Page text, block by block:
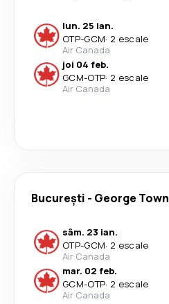
lun. 25 ian.
OTP-GCM· 2 escale
Air Canada
joi 04 feb.
GCM-OTP· 2 escale
Air Canada
București - George Town
sâm. 23 ian.
OTP-GCM· 2 escale
Air Canada
mar. 02 feb.
GCM-OTP· 2 escale
Air Canada